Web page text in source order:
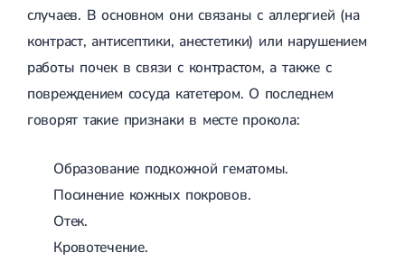
случаев. В основном они связаны с аллергией (на
контраст, антисептики, анестетики) или нарушением
работы почек в связи с контрастом, а также с
повреждением сосуда катетером. О последнем
говорят такие признаки в месте прокола:
Образование подкожной гематомы.
Посинение кожных покровов.
Отек.
Кровотечение.